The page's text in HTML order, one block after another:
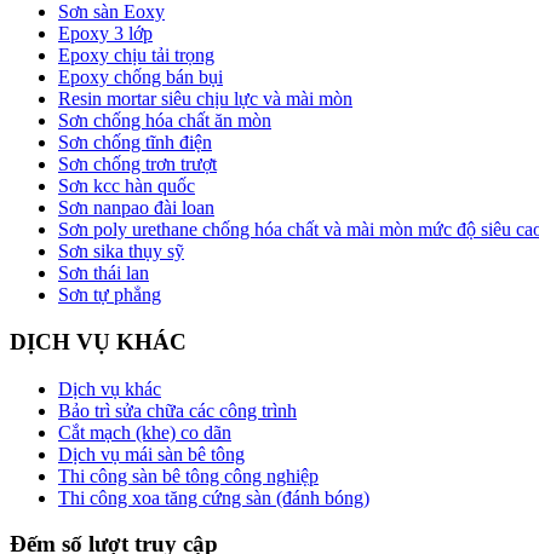
Sơn sàn Eoxy
Epoxy 3 lớp
Epoxy chịu tải trọng
Epoxy chống bán bụi
Resin mortar siêu chịu lực và mài mòn
Sơn chống hóa chất ăn mòn
Sơn chống tĩnh điện
Sơn chống trơn trượt
Sơn kcc hàn quốc
Sơn nanpao đài loan
Sơn poly urethane chống hóa chất và mài mòn mức độ siêu
Sơn sika thụy sỹ
Sơn thái lan
Sơn tự phẳng
DỊCH VỤ KHÁC
Dịch vụ khác
Bảo trì sửa chữa các công trình
Cắt mạch (khe) co dãn
Dịch vụ mái sàn bê tông
Thi công sàn bê tông công nghiệp
Thi công xoa tăng cứng sàn (đánh bóng)
Đếm số lượt truy cập